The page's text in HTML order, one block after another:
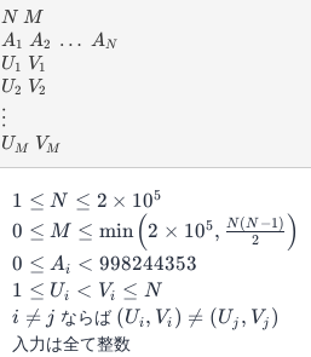
N\ M
N M
A_1\ A_2\ \dots\ A_N
A1 A2 … AN
U_1\ V_1
U1 V1
U_2\ V_2
U2 V2
\vdots
⋮
U_M\ V_M
U M VM
1\leq
N\leq
2\times
10^5
1 ≤ N ≤ 2 × 105
0\leq M\leq
\min\left(2\times
10^5,\frac{N(N-
1)}{2}\right)
0 ≤ M ≤ min (2 × 105, 2
N (N −1) )
0\leq
A_i\lt
998244353
0 ≤ Ai < 998244353
1\leq
U_i\lt
V_i\leq
1 ≤ Ui < Vi ≤ N
i\neq
j
i 
= j ならば (Ui, Vi ) 
= (Uj , Vj )
入力は全て整数